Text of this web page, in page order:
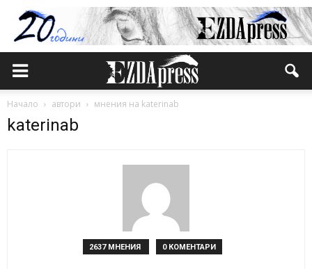
Начало автори мнения на katerinab
katerinab
2637 МНЕНИЯ 0 КОМЕНТАРИ